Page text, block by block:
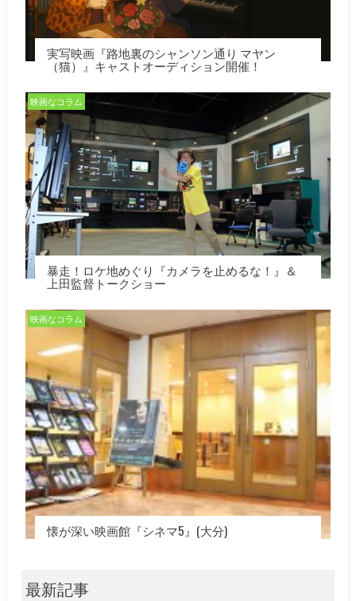
実写映画『路地裏のシャンソン通り マヤン
（猫）』キャストオーディション開催！
映画なコラム
暴走！ロケ地めぐり『カメラを止めるな！』＆
上田監督トークショー
映画なコラム
懐が深い映画館『シネマ5』(大分)
最新記事